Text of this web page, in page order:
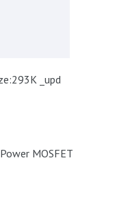
_upd
MOSFET